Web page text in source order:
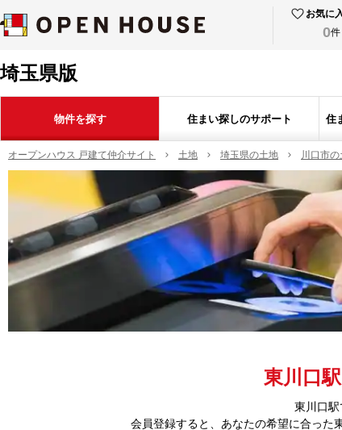
お気に
0件
埼玉県版
物件を探す 住まい探しのサポート 住
オープンハウス 戸建て仲介サイト 土地 埼玉県の土地 川口市
東川口
東川口駅
会員登録すると、あなたの希望に合った